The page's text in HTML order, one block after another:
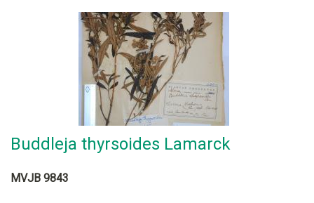
Buddleja thyrsoides Lamarck
MVJB 9843